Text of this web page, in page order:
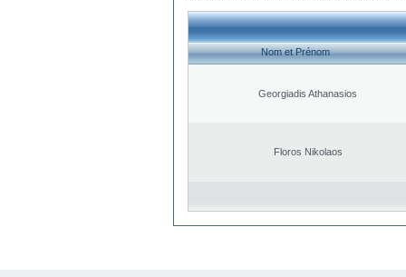
Nom et Prénom
Georgiadis Athanasios
Floros Nikolaos